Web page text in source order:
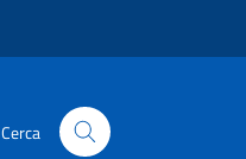
Cerca